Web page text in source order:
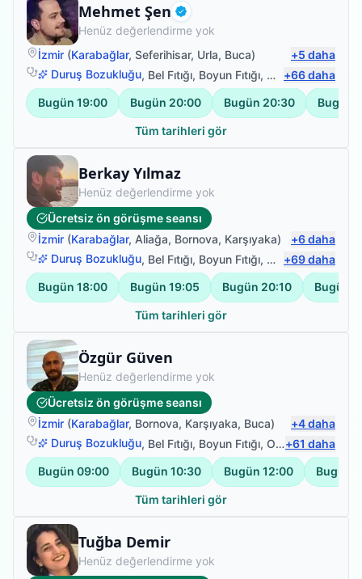
Mehmet Şen Doğrulanmış
Fizyoterapist
Henüz değerlendirme yok
İzmir (Karabağlar, Seferihisar, Urla, Buca) +5 daha
Duruş Bozukluğu, Bel Fıtığı, Boyun Fıtığı, Omuz Bağ
+66daha
Bugün 19:00 Bugün 20:00 Bugün 20:30 Bugün
Tüm tarihleri gör
Berkay Yılmaz
Fizyoterapist
Henüz değerlendirme yok
Ücretsiz ön görüşme seansı
İzmir (Karabağlar, Aliağa, Bornova, Karşıyaka) +6daha
Duruş Bozukluğu, Bel Fıtığı, Boyun Fıtığı, Omuz Bağ
+69daha
Bugün 18:00 Bugün 19:05 Bugün 20:10 Bugün
Tüm tarihleri gör
Özgür Güven
Fizyoterapist
Henüz değerlendirme yok
Ücretsiz ön görüşme seansı
İzmir (Karabağlar, Bornova, Karşıyaka, Buca) +4daha
Duruş Bozukluğu, Bel Fıtığı, Boyun Fıtığı, Omuz Bağ Yaralanması +61 daha
Bugün 09:00 Bugün 10:30 Bugün 12:00 Bugün
Tüm tarihleri gör
Tuğba Demir
Fizyoterapist
Henüz değerlendirme yok